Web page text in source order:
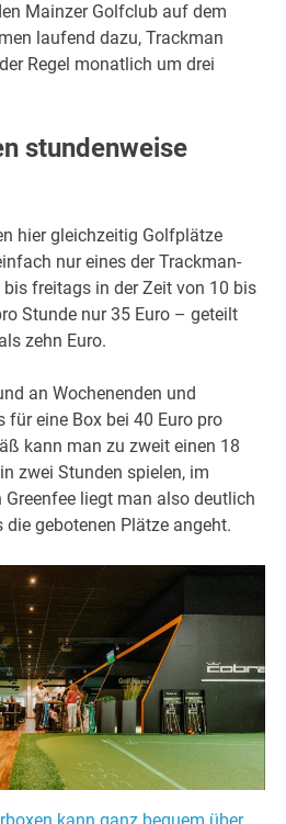
Mainzer Golfclub auf dem
laufend dazu, Trackman
Regel monatlich um drei
stundenweise
hier gleichzeitig Golfplätze
nur eines der Trackman-
freitags in der Zeit von 10 bis
Stunde nur 35 Euro – geteilt
zehn Euro.
an Wochenenden und
für eine Box bei 40 Euro pro
kann man zu zweit einen 18
zwei Stunden spielen, im
liegt man also deutlich
gebotenen Plätze angeht.